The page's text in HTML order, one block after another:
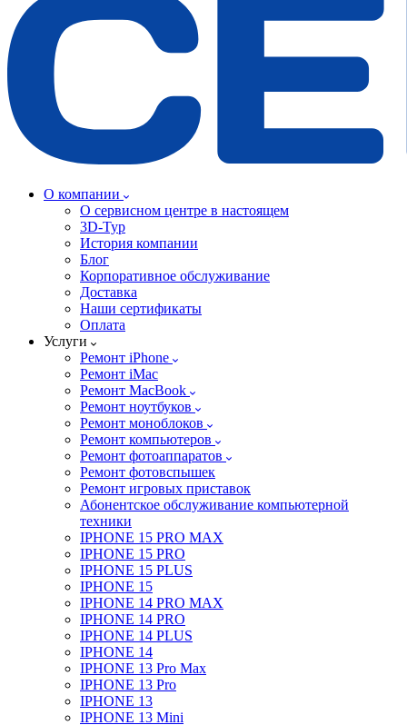
О компании
О сервисном центре в настоящем
3D-Тур
История компании
Блог
Корпоративное обслуживание
Доставка
Наши сертификаты
Оплата
Услуги
Ремонт iPhone
Ремонт iMac
Ремонт MacBook
Ремонт ноутбуков
Ремонт моноблоков
Ремонт компьютеров
Ремонт фотоаппаратов
Ремонт фотовспышек
Ремонт игровых приставок
Абонентское обслуживание компьютерной
техники
IPHONE 15 PRO MAX
IPHONE 15 PRO
IPHONE 15 PLUS
IPHONE 15
IPHONE 14 PRO MAX
IPHONE 14 PRO
IPHONE 14 PLUS
IPHONE 14
IPHONE 13 Pro Max
IPHONE 13 Pro
IPHONE 13
IPHONE 13 Mini